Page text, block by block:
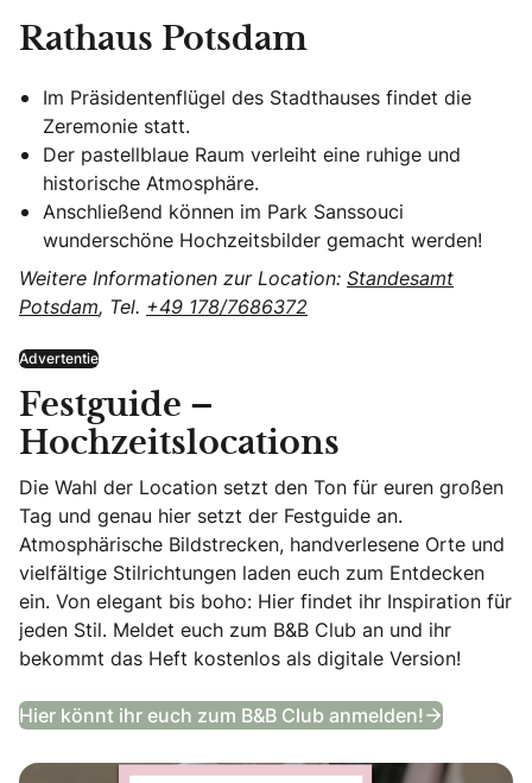
Rathaus Potsdam
Im Präsidentenflügel des Stadthauses findet die
Zeremonie statt.
Der pastellblaue Raum verleiht eine ruhige und
historische Atmosphäre.
Anschließend können im Park Sanssouci
wunderschöne Hochzeitsbilder gemacht werden!
Weitere Informationen zur Location: Standesamt
Potsdam, Tel. +49 178/7686372
Advertentie
Festguide –
Hochzeitslocations
Die Wahl der Location setzt den Ton für euren großen
Tag und genau hier setzt der Festguide an.
Atmosphärische Bildstrecken, handverlesene Orte und
vielfältige Stilrichtungen laden euch zum Entdecken
ein. Von elegant bis boho: Hier findet ihr Inspiration für
jeden Stil. Meldet euch zum B&B Club an und ihr
bekommt das Heft kostenlos als digitale Version!
Hier könnt ihr euch zum B&B Club anmelden!